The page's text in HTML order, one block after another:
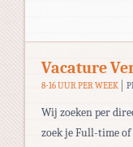
Vacature
8-16 UUR PER WEEK
Wij zoeken per
zoek je Full-time of